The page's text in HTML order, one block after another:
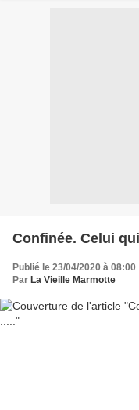
Confinée. Celui
Publié le 23/04/2020 à 08:00
Par La Vieille Marmotte